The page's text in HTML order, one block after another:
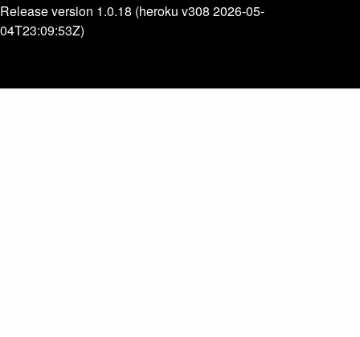
Release version 1.0.18 (heroku v308 2026-05-
04T23:09:53Z)